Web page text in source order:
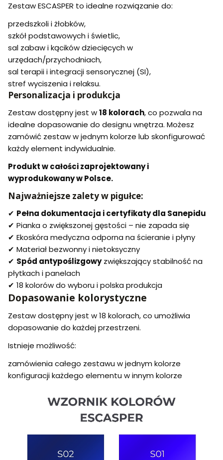
Zestaw ESCASPER to idealne rozwiązanie do:
przedszkoli i żłobków,
szkół podstawowych i świetlic,
sal zabaw i kącików dziecięcych w
urzędach/przychodniach,
sal terapii i integracji sensorycznej (SI),
stref wyciszenia i relaksu.
Personalizacja i produkcja
Zestaw dostępny jest w18 kolorach, co pozwala na
idealne dopasowanie do designu wnętrza. Możesz
zamówić zestaw w jednym kolorze lub skonfigurować
każdy element indywidualnie.
Produkt w całości zaprojektowany i
wyprodukowany w Polsce.
Najważniejsze zalety w pigułce:
✔ Pełna dokumentacja i certyfikaty dla Sanepidu
✔ Pianka o zwiększonej gęstości – nie zapada się
✔ Ekoskóra medyczna odporna na ścieranie i płyny
✔ Materiał bezwonny i nietoksyczny
✔ Spód antypoślizgowyzwiększający stabilność na
płytkach i panelach
✔ 18 kolorów do wyboru i polska produkcja
Dopasowanie kolorystyczne
Zestaw dostępny jest w 18 kolorach, co umożliwia
dopasowanie do każdej przestrzeni.
Istnieje możliwość:
zamówienia całego zestawu w jednym kolorze
konfiguracji każdego elementu w innym kolorze